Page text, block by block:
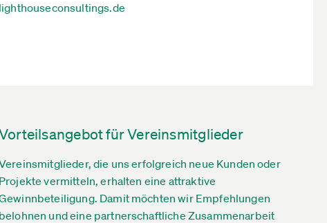
lighthouseconsultings.de
für Vereinsmitglieder
die uns erfolgreich neue Kunden oder
Projekte vermitteln, erhalten eine attraktive
Damit möchten wir Empfehlungen
belohnen und eine partnerschaftliche Zusammenarbeit